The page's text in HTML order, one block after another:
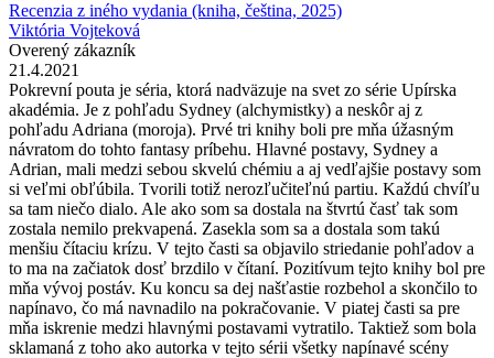
Recenzia z iného vydania (kniha, čeština, 2025)
Viktória Vojteková
Overený zákazník
21.4.2021
Pokrevní pouta je séria, ktorá nadväzuje na svet zo série Upírska
akadémia. Je z pohľadu Sydney (alchymistky) a neskôr aj z
pohľadu Adriana (moroja). Prvé tri knihy boli pre mňa úžasným
návratom do tohto fantasy príbehu. Hlavné postavy, Sydney a
Adrian, mali medzi sebou skvelú chémiu a aj vedľajšie postavy som
si veľmi obľúbila. Tvorili totiž nerozľučiteľnú partiu. Každú chvíľu
sa tam niečo dialo. Ale ako som sa dostala na štvrtú časť tak som
zostala nemilo prekvapená. Zasekla som sa a dostala som takú
menšiu čítaciu krízu. V tejto časti sa objavilo striedanie pohľadov a
to ma na začiatok dosť brzdilo v čítaní. Pozitívum tejto knihy bol pre
mňa vývoj postáv. Ku koncu sa dej našťastie rozbehol a skončilo to
napínavo, čo má navnadilo na pokračovanie. V piatej časti sa pre
mňa iskrenie medzi hlavnými postavami vytratilo. Taktiež som bola
sklamaná z toho ako autorka v tejto sérii všetky napínavé scény